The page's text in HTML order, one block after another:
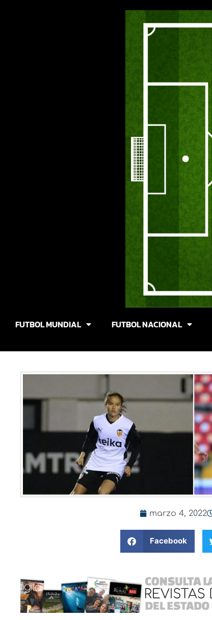
FUTBOL MUNDIAL FUTBOL NACIONAL
marzo 4, 2022
Facebook